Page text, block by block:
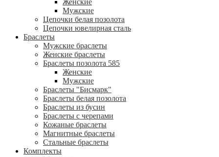
Женские
Мужские
Цепочки белая позолота
Цепочки ювелирная сталь
Браслеты
Мужские браслеты
Женские браслеты
Браслеты позолота 585
Женские
Мужские
Браслеты "Бисмарк"
Браслеты белая позолота
Браслеты из бусин
Браслеты с черепами
Кожаные браслеты
Магнитные браслеты
Стальные браслеты
Комплекты